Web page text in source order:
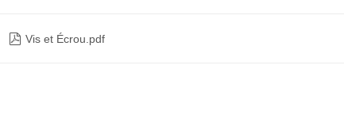
 Vis et Écrou.pdf